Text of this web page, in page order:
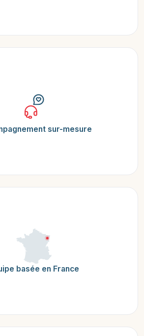
sur-mesure
basée en France